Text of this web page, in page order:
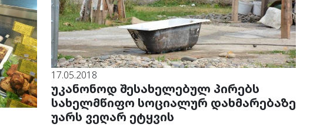
17.05.2018
უკანონოდ შესახელებულ პირებს
სახელმწიფო სოციალურ დახმარებაზე
უარს ვეღარ ეტყვის